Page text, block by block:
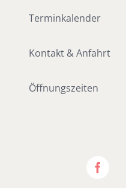
Terminkalender
Kontakt & Anfahrt
Öffnungszeiten